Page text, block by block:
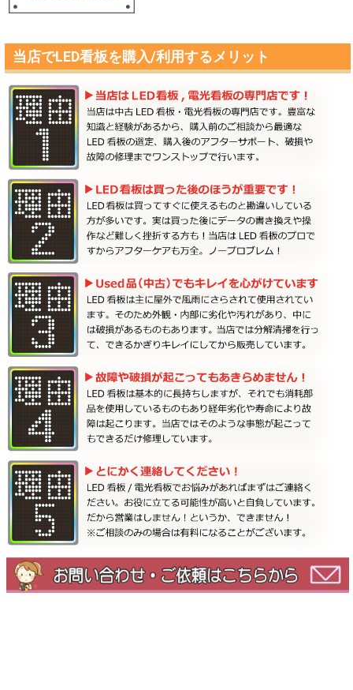
当店でLED看板を購入/利用するメリット